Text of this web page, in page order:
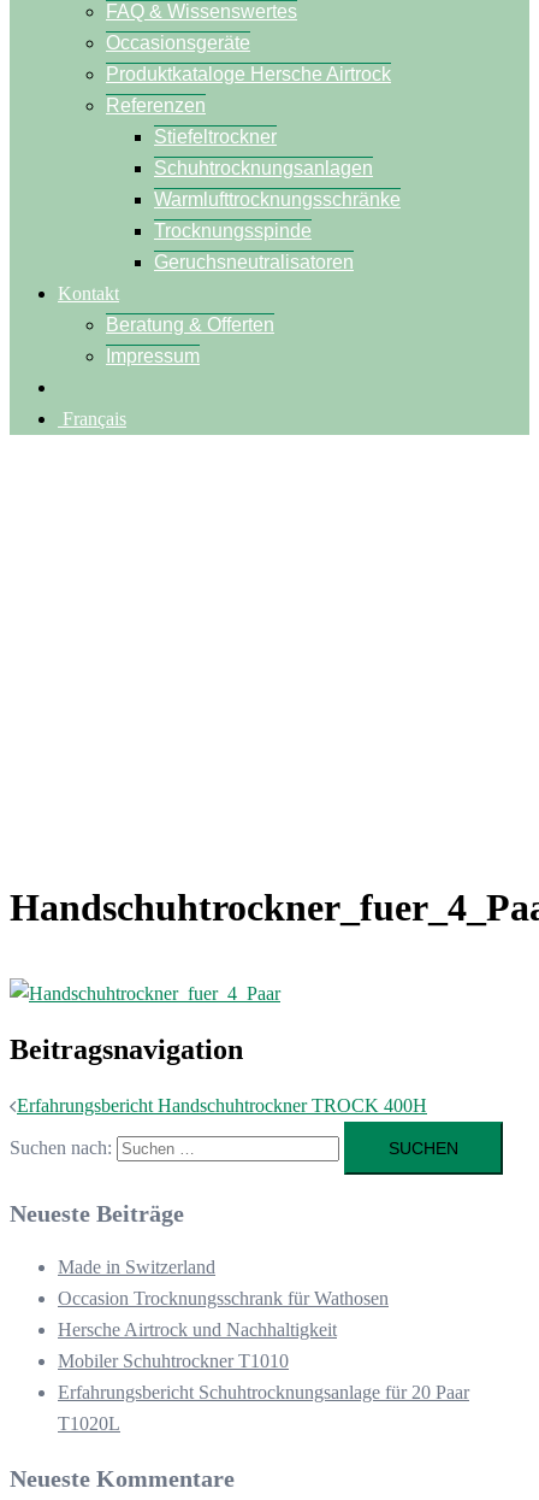
FAQ & Wissenswertes
Occasionsgeräte
Produktkataloge Hersche Airtrock
Referenzen
Stiefeltrockner
Schuhtrocknungsanlagen
Warmlufttrocknungsschränke
Trocknungsspinde
Geruchsneutralisatoren
Kontakt
Beratung & Offerten
Impressum
Français
Beitragsnavigation
Erfahrungsbericht Handschuhtrockner TROCK 400H
Suchen nach:
Neueste Beiträge
Made in Switzerland
Occasion Trocknungsschrank für Wathosen
Hersche Airtrock und Nachhaltigkeit
Mobiler Schuhtrockner T1010
Erfahrungsbericht Schuhtrocknungsanlage für 20 Paar
T1020L
Neueste Kommentare